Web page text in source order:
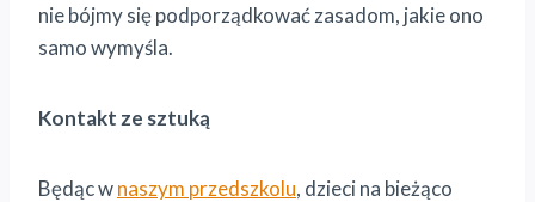
nie bójmy się podporządkować zasadom, jakie ono
samo wymyśla.
Kontakt ze sztuką
Będąc wnaszym przedszkolu, dzieci na bieżąco